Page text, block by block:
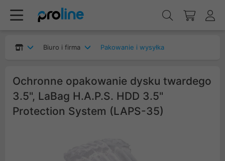
Biuro i firma Pakowanie i wysyłka
Ochronne opakowanie dysku twardego
3.5", LaBag H.A.P.S. HDD 3.5"
Protection System (LAPS-35)